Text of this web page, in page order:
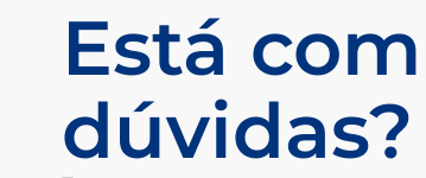
Está com
dúvidas?